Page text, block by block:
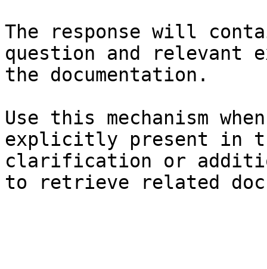
The response will
question and relevant
the documentation.
Use this mechanism
explicitly present in
clarification or